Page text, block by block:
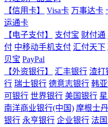
【信用卡】
Visa卡 万事达卡
运通卡
【电子支付】
支付宝 财付通
付 中移动手机支付 汇付天下
贝宝 PayPal
【外资银行】
汇丰银行 渣打
行 瑞士银行 德意志银行 韩
可银行 世界银行 美国银行
南洋商业银行(中国) 摩根士
银行 永亨银行 企业银行 法